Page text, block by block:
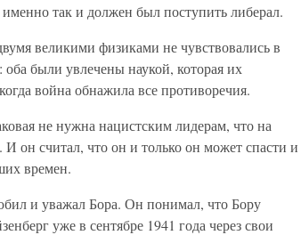
так и должен был поступить либерал.
великими физиками не чувствовались в
были увлечены наукой, которая их
война обнажила все противоречия.
не нужна нацистским лидерам, что на
он считал, что он и только он может спасти и
времен.
и уважал Бора. Он понимал, что Бору
уже в сентябре 1941 года через свои